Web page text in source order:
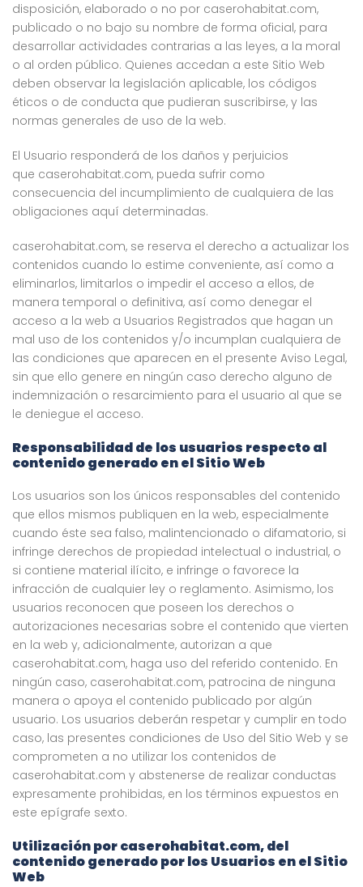
disposición, elaborado o no por caserohabitat.com,
publicado o no bajo su nombre de forma oficial, para
desarrollar actividades contrarias a las leyes, a la moral
o al orden público. Quienes accedan a este Sitio Web
deben observar la legislación aplicable, los códigos
éticos o de conducta que pudieran suscribirse, y las
normas generales de uso de la web.
El Usuario responderá de los daños y perjuicios
que caserohabitat.com, pueda sufrir como
consecuencia del incumplimiento de cualquiera de las
obligaciones aquí determinadas.
caserohabitat.com, se reserva el derecho a actualizar los
contenidos cuando lo estime conveniente, así como a
eliminarlos, limitarlos o impedir el acceso a ellos, de
manera temporal o definitiva, así como denegar el
acceso a la web a Usuarios Registrados que hagan un
mal uso de los contenidos y/o incumplan cualquiera de
las condiciones que aparecen en el presente Aviso Legal,
sin que ello genere en ningún caso derecho alguno de
indemnización o resarcimiento para el usuario al que se
le deniegue el acceso.
Responsabilidad de los usuarios respecto al
contenido generado en el Sitio Web
Los usuarios son los únicos responsables del contenido
que ellos mismos publiquen en la web, especialmente
cuando éste sea falso, malintencionado o difamatorio, si
infringe derechos de propiedad intelectual o industrial, o
si contiene material ilícito, e infringe o favorece la
infracción de cualquier ley o reglamento. Asimismo, los
usuarios reconocen que poseen los derechos o
autorizaciones necesarias sobre el contenido que vierten
en la web y, adicionalmente, autorizan a que
caserohabitat.com, haga uso del referido contenido. En
ningún caso, caserohabitat.com, patrocina de ninguna
manera o apoya el contenido publicado por algún
usuario. Los usuarios deberán respetar y cumplir en todo
caso, las presentes condiciones de Uso del Sitio Web y se
comprometen a no utilizar los contenidos de
caserohabitat.com y abstenerse de realizar conductas
expresamente prohibidas, en los términos expuestos en
este epígrafe sexto.
Utilización por caserohabitat.com, del
contenido generado por los Usuarios en el Sitio
Web